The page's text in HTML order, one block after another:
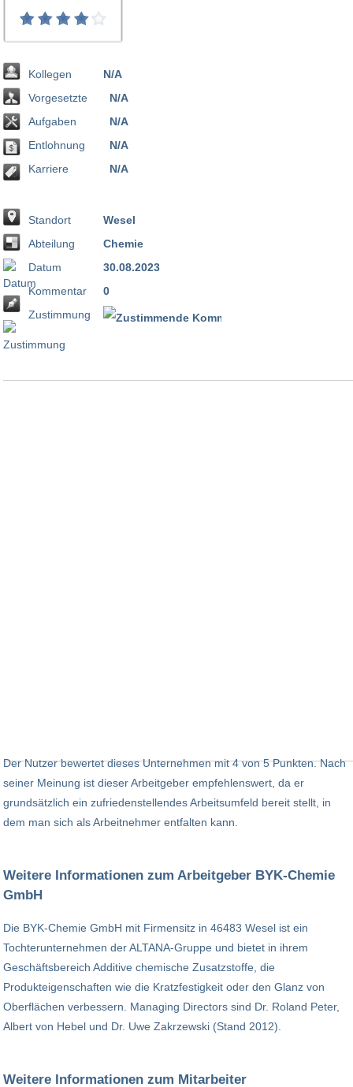
Kollegen
Vorgesetzte
Aufgaben
Entlohnung
Karriere
N/A
N/A
N/A
N/A
N/A
Standort
Abteilung
Datum
Kommentar
Zustimmung
Wesel
Chemie
30.08.2023
0
Der Nutzer bewertet dieses Unternehmen mit 4 von 5 Punkten. Nach
seiner Meinung ist dieser Arbeitgeber empfehlenswert, da er
grundsätzlich ein zufriedenstellendes Arbeitsumfeld bereit stellt, in
dem man sich als Arbeitnehmer entfalten kann.
Weitere Informationen zum Arbeitgeber BYK-Chemie
GmbH
Die BYK-Chemie GmbH mit Firmensitz in 46483 Wesel ist ein
Tochterunternehmen der ALTANA-Gruppe und bietet in ihrem
Geschäftsbereich Additive chemische Zusatzstoffe, die
Produkteigenschaften wie die Kratzfestigkeit oder den Glanz von
Oberflächen verbessern. Managing Directors sind Dr. Roland Peter,
Albert von Hebel und Dr. Uwe Zakrzewski (Stand 2012).
Weitere Informationen zum Mitarbeiter